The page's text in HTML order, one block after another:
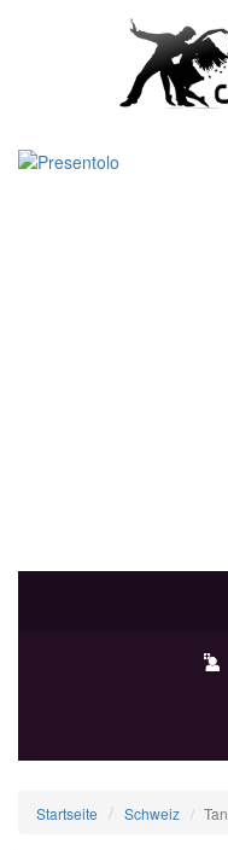
Startseite Schweiz